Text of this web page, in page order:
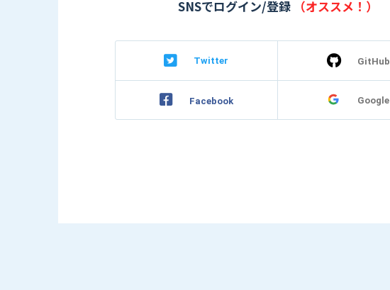
SNSでログイン/登録（オススメ！）
Twitter GitHub
Facebook Google